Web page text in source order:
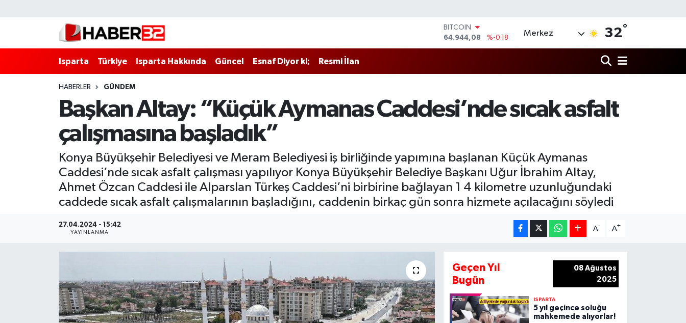
BITCOIN
64.944,08
%-0.18
DOLAR
64,4811
%0.38
GRAM ALTIN
6660.55
%0.03
Merkez 32°
Isparta Türkiye Isparta Hakkında Güncel Esnaf Diyor ki; Resmi İlan
HABERLER GÜNDEM
Başkan Altay: “Küçük Aymanas Caddesi’nde sıcak asfalt
çalışmasına başladık”
Konya Büyükşehir Belediyesi ve Meram Belediyesi iş birliğinde yapımına başlanan Küçük Aymanas
Caddesi’nde sıcak asfalt çalışması yapılıyor Konya Büyükşehir Belediye Başkanı Uğur İbrahim Altay,
Ahmet Özcan Caddesi ile Alparslan Türkeş Caddesi’ni birbirine bağlayan 1 4 kilometre uzunluğundaki
caddede sıcak asfalt çalışmalarının başladığını, caddenin birkaç gün sonra hizmete açılacağını söyledi
27.04.2024 - 15:42
YAYINLANMA
A- A+
Geçen Yıl
Bugün
08 Ağustos
2025
ISPARTA
5 yıl geçince soluğu
mahkemede alıyorlar!
Isparta Hakkında
Esnaf Diyor ki;
BİLİM VE TEKNOLOJİ
KÜLTÜR SANAT
Isparta Nöbetçi Eczaneler
Isparta Hava Durumu
Isparta Trafik Yoğunluk Haritası
Süper Lig Puan Durumu ve Fikstür
Tüm Manşetler
Son Dakika Haberleri